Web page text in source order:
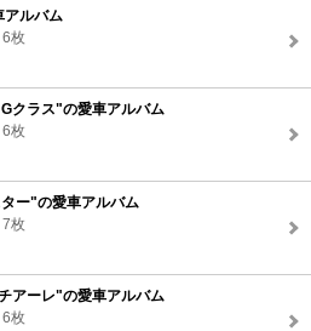
ルバム
6枚
クラス"の愛車アルバム
6枚
ー"の愛車アルバム
7枚
アーレ"の愛車アルバム
6枚